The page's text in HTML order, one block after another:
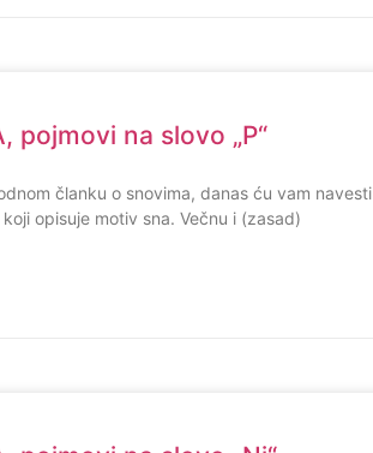
pojmovi na slovo „P“
članku o snovima, danas ću vam navesti
opisuje motiv sna. Večnu i (zasad)